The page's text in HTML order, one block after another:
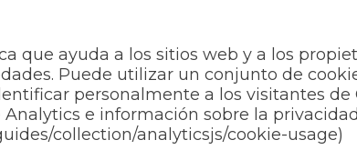
que ayuda a los sitios web y a los
Puede utilizar un conjunto de
personalmente a los visitantes de
e información sobre la privacidad
collection/analyticsjs/cookie-usage)